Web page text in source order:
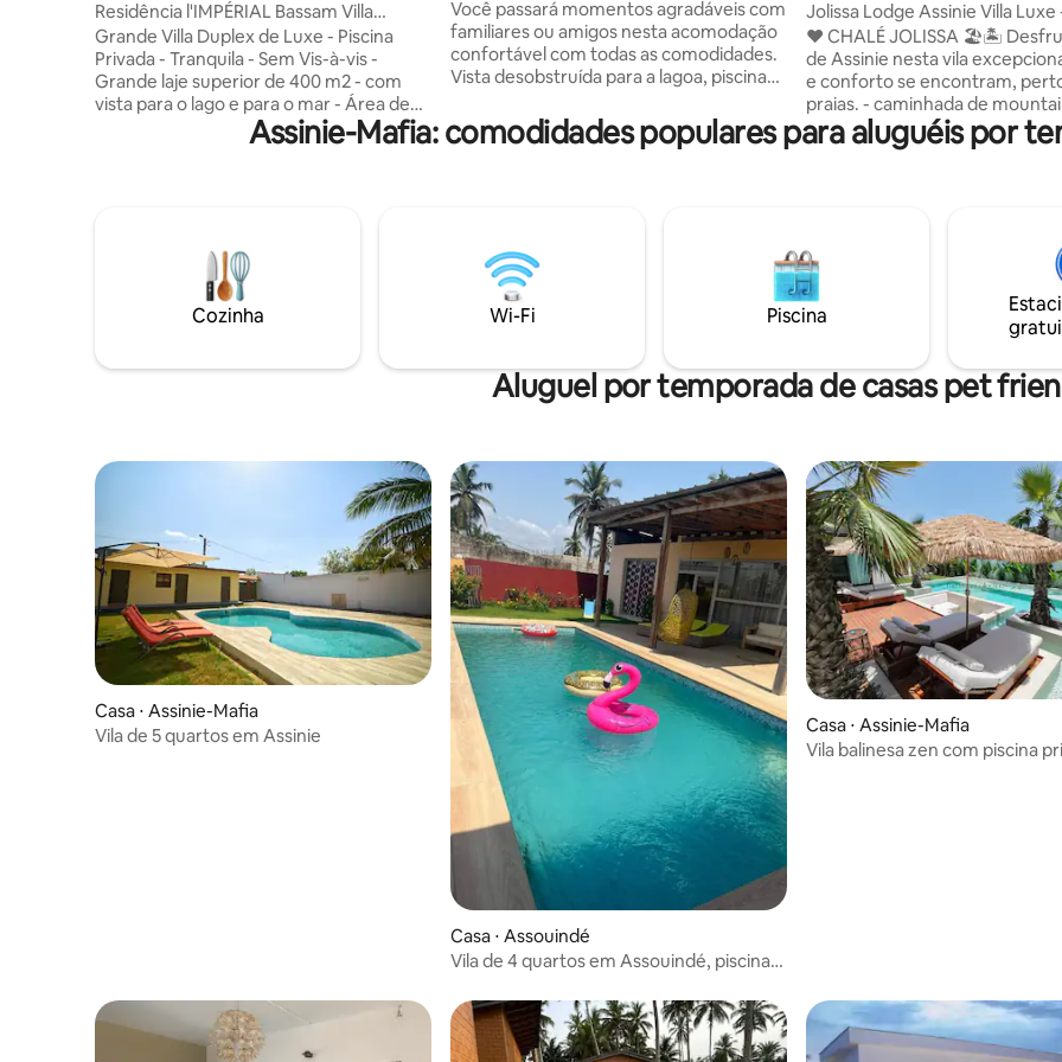
Residência l'IMPÉRIAL Bassam Villa
Piscina Vista Lago
Grande Villa Duplex de Luxe - Piscina
Privada - Tranquila - Sem Vis-à-vis -
Grande laje superior de 400 m2 - com
vista para o lago e para o mar - Área de
churrasco - Cité Rosiers Cocoteraie 4 -
supervisionado 24 horas por dia - na
Aniversário - Miel Moon - Sala de
reuniões de 10 lugares - única residência
na área com piscina privada -
profundidade de 1,2 a 2 metros
Você passará momentos agradáveis com
familiares ou amigos nesta acomodação
confortável com todas as comodidades.
Vista desobstruída para a lagoa, piscina
lazer (balanço, cama elástica, quadra de
vôlei e campo de futebol) Passeio
cozinha africana Um caseiro
permanente Tudo está disponível para
você aproveitar ao máximo sua estadia.
Jolissa Lodge Assinie Villa Luxe - Piscina
privativa
❤️ CHALÉ JOLISSA 🏖🏝
de Assinie nesta vila
e conforto se encontram,
praias. - caminhada de
Piscina com piscina infantil -3
com camas de casal -4 banheiros -uma
Churrasco -um espaço
1200m2 que oferece liberdade
pequenos uma experiência única, um
endereço: JOLISSA LODGE.
Assinie-Mafia: comodidades populares para aluguéis por
Cozinha Wi-Fi Piscina
Aluguel por temporada de casas pet
Casa ⋅ Assinie-Mafia
Vila de 5 quartos em Assinie
Casa ⋅ Assouindé
Vila de 4 quartos em Assouindé, piscina,
Casa ⋅ Assinie-Mafia
Vila balinesa zen com piscina